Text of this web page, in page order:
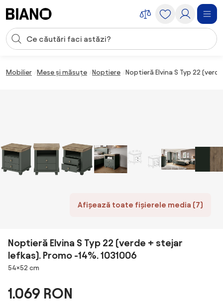
Introducerea căutării
Mobilier Mese și măsuțe Noptiere Noptieră Elvina S Typ 22
Afișează toate fișierele media (7)
Noptieră Elvina S Typ 22 (verde + stejar
lefkas). Promo -14%. 1031006
Dimensiuni
54×52 cm
1.069 RON